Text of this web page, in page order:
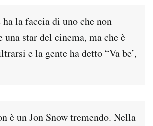
ha la faccia di uno che non
una star del cinema, ma che è
e la gente ha detto “Va be’,
è un Jon Snow tremendo. Nella